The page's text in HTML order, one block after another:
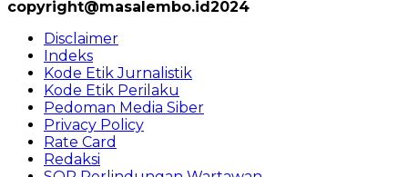
copyright@masalembo.id2024
Disclaimer
Indeks
Kode Etik Jurnalistik
Kode Etik Perilaku
Pedoman Media Siber
Privacy Policy
Rate Card
Redaksi